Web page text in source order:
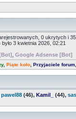
0 ukrytych i
było 3 kwietnia 2026, 02:21
Google Adsense [Bot]
, Piąte koło Przyjaciele forum
pawel88 (46), Kamil_ (44),